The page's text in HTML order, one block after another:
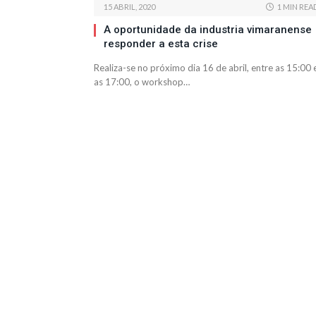
15 ABRIL, 2020 1 MIN
A oportunidade da industria vimaranense
responder a esta crise
Realiza-se no próximo dia 16 de abril, entre as 15:00
as 17:00, o workshop…